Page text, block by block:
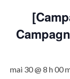
mai 30 @ 8 h 00